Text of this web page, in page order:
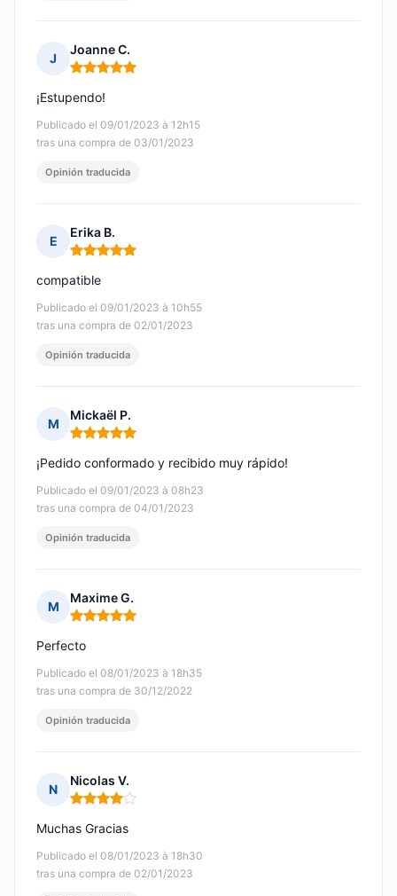
J
Joanne C.
Nota: 5 de 5
Publicado el 09/01/2023 à 12h15
tras una compra de 03/01/2023
¡Estupendo!
Opinión traducida
E
Erika B.
Nota: 5 de 5
Publicado el 09/01/2023 à 10h55
tras una compra de 02/01/2023
compatible
Opinión traducida
M
Mickaël P.
Nota: 5 de 5
Publicado el 09/01/2023 à 08h23
tras una compra de 04/01/2023
¡Pedido conformado y recibido muy rápido!
Opinión traducida
M
Maxime G.
Nota: 5 de 5
Publicado el 08/01/2023 à 18h35
tras una compra de 30/12/2022
Perfecto
Opinión traducida
N
Nicolas V.
Nota: 4 de 5
Publicado el 08/01/2023 à 18h30
tras una compra de 02/01/2023
Muchas Gracias